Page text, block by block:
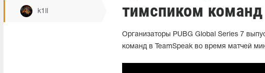
k1ll
тимспиком команд
Организаторы PUBG Global Series 7
команд в TeamSpeak во время матчей